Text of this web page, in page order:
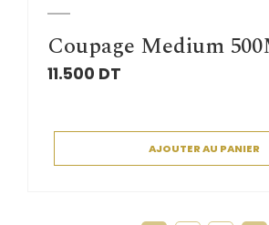
Coupage Medium
11.500 DT
AJOUTER AU PANIER